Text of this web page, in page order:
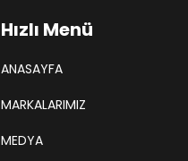
Hızlı Menü
ANASAYFA
MARKALARIMIZ
MEDYA